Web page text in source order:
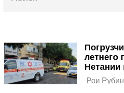
летнего
Нетании